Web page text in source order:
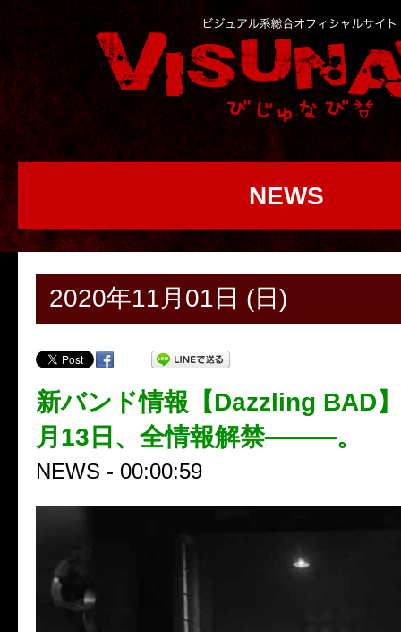
NEWS
2020年11月01日 (日)
新バンド情報【Dazzling BAD
月13日、全情報解禁────。
NEWS - 00:00:59